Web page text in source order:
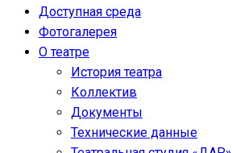
Доступная среда
Фотогалерея
О театре
История театра
Коллектив
Документы
Технические данные